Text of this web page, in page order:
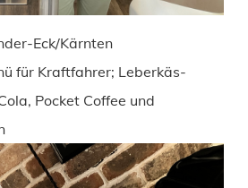
Eck/Kärnten
für Kraftfahrer; Leberkäs-
Pocket Coffee und